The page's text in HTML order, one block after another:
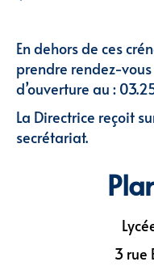
En dehors de ces
prendre rendez-
d’ouverture au :
La Directrice reçoit
secrétariat.
3 rue